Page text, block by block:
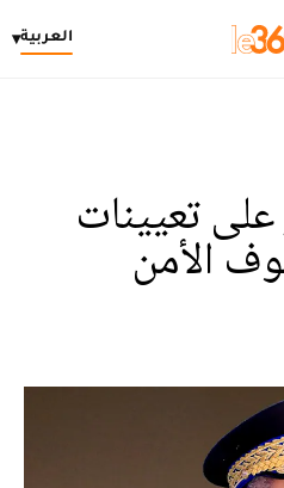
العربية▾
تعيينات
الأمن